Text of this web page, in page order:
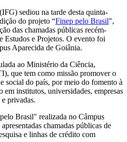
sediou na tarde desta quinta-
do projeto “Finep pelo Brasil",
das chamadas públicas recém-
Estudos e Projetos. O evento foi
Aparecida de Goiânia.
ao Ministério da Ciência,
que tem como missão promover o
social do país, por meio do fomento à
em institutos, universidades, empresas
privadas.
Brasil" realizada no Câmpus
chamadas públicas de
e linhas de crédito com